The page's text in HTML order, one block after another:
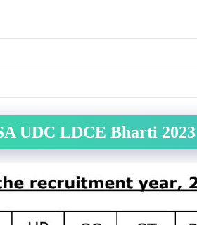
UDC LDCE Bharti 2023